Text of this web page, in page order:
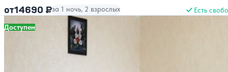
от14690 ₽за 1 ночь, 2 взрослых Есть
Доступен